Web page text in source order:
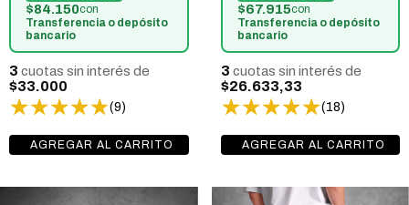
(9)
$84.150con
Transferencia o depósito
bancario
3 cuotas sin interés de
$33.000
(18)
$67.915con
Transferencia o depósito
bancario
3 cuotas sin interés de
$26.633,33